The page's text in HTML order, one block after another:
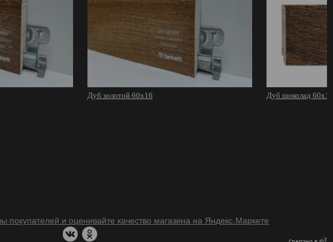
Дуб золотой 60х16 Дуб шоколад 60х16
3